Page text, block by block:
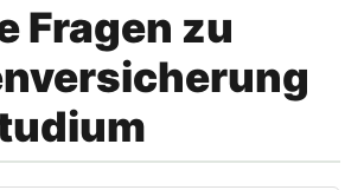
Fragen zu